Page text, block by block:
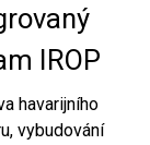
IROP
havarijního
vybudování